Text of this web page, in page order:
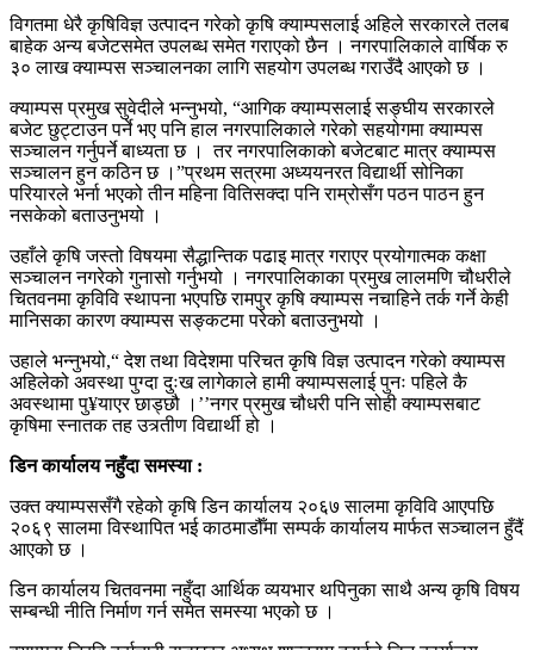
विगतमा धेरै कृषिविज्ञ उत्पादन गरेको कृषि क्याम्पसलाई अहिले सरकारले तलब
बाहेक अन्य बजेटसमेत उपलब्ध समेत गराएको छैन । नगरपालिकाले वार्षिक रु
३० लाख क्याम्पस सञ्चालनका लागि सहयोग उपलब्ध गराउँदै आएको छ ।
क्याम्पस प्रमुख सुवेदीले भन्नुभयो, “आगिक क्याम्पसलाई सङ्घीय सरकारले
बजेट छुट्टाउन पर्ने भए पनि हाल नगरपालिकाले गरेको सहयोगमा क्याम्पस
सञ्चालन गर्नुपर्ने बाध्यता छ । तर नगरपालिकाको बजेटबाट मात्र क्याम्पस
सञ्चालन हुन कठिन छ ।”प्रथम सत्रमा अध्ययनरत विद्यार्थी सोनिका
परियारले भर्ना भएको तीन महिना वितिसक्दा पनि राम्रोसँग पठन पाठन हुन
नसकेको बताउनुभयो ।
उहाँले कृषि जस्तो विषयमा सैद्धान्तिक पढाइ मात्र गराएर प्रयोगात्मक कक्षा
सञ्चालन नगरेको गुनासो गर्नुभयो । नगरपालिकाका प्रमुख लालमणि चौधरीले
चितवनमा कृविवि स्थापना भएपछि रामपुर कृषि क्याम्पस नचाहिने तर्क गर्ने केही
मानिसका कारण क्याम्पस सङ्कटमा परेको बताउनुभयो ।
उहाले भन्नुभयो,“ देश तथा विदेशमा परिचत कृषि विज्ञ उत्पादन गरेको क्याम्पस
अहिलेको अवस्था पुग्दा दुःख लागेकाले हामी क्याम्पसलाई पुनः पहिले कै
अवस्थामा पु¥याएर छाड्छौ ।’’नगर प्रमुख चौधरी पनि सोही क्याम्पसबाट
कृषिमा स्नातक तह उत्र्तीण विद्यार्थी हो ।
डिन कार्यालय नहुँदा समस्या :
उक्त क्याम्पससँगै रहेको कृषि डिन कार्यालय २०६७ सालमा कृविवि आएपछि
२०६९ सालमा विस्थापित भई काठमाडौँमा सम्पर्क कार्यालय मार्फत सञ्चालन हुँदैं
आएको छ ।
डिन कार्यालय चितवनमा नहुँदा आर्थिक व्ययभार थपिनुका साथै अन्य कृषि विषय
सम्बन्धी नीति निर्माण गर्न समेत समस्या भएको छ ।